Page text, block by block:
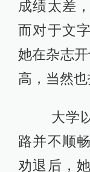
成绩太差
而对于文
她在杂志
高，当然也
大学以
路并不顺
劝退后，